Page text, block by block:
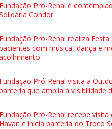
Fundação Pró-Renal é
Condor
Fundação Pró-Renal realiza
com música, dança e
Fundação Pró-Renal visita a
que amplia a visibilidade
Fundação Pró-Renal recebe
Havan e inicia parceria do Troco